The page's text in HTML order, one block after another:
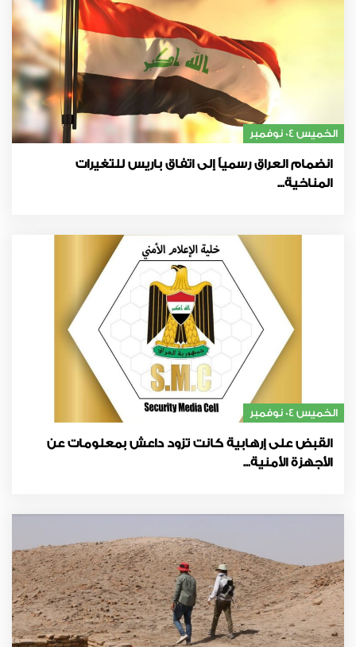
الخميس 04 نوفمبر
انضمام العراق رسمياً إلى اتفاق باريس للتغيرات
المناخية...
الخميس 04 نوفمبر
القبض على إرهابية كانت تزود داعش بمعلومات عن
الأجهزة الأمنية...